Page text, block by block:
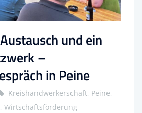
und ein
–
in Peine
Kreishandwerkerschaft, Peine,
Wirtschaftsförderung